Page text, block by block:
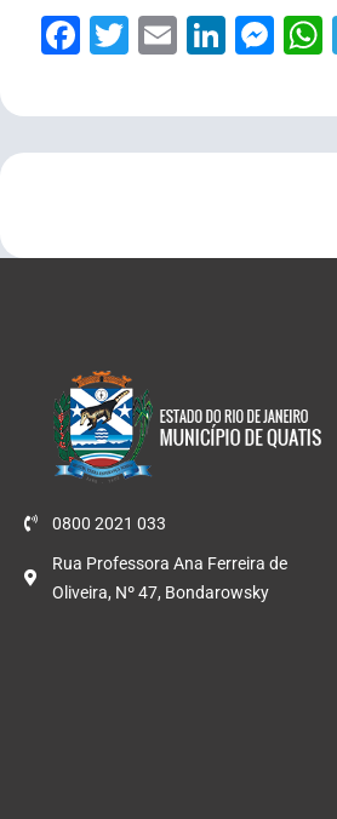
Facebook
Twitter
Email
0800 2021 033
Rua Professora Ana Ferreira de
Oliveira, Nº 47, Bondarowsky